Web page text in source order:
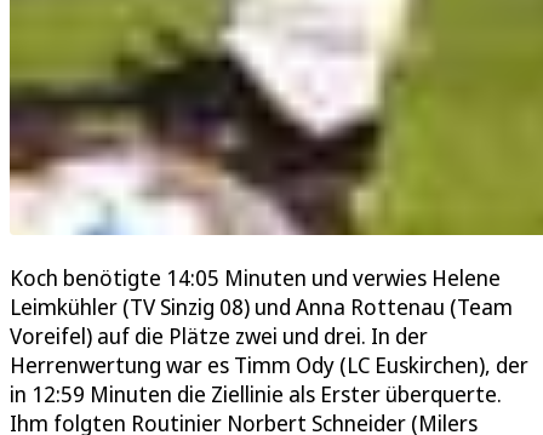
Koch benötigte 14:05 Minuten und verwies Helene
Leimkühler (TV Sinzig 08) und Anna Rottenau (Team
Voreifel) auf die Plätze zwei und drei. In der
Herrenwertung war es Timm Ody (LC Euskirchen), der
in 12:59 Minuten die Ziellinie als Erster überquerte.
Ihm folgten Routinier Norbert Schneider (Milers